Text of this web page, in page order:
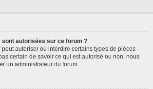
sont autorisées sur ce forum ?
autoriser ou interdire certains types de pièces
certain de savoir ce qui est autorisé ou non, nous
un administrateur du forum.